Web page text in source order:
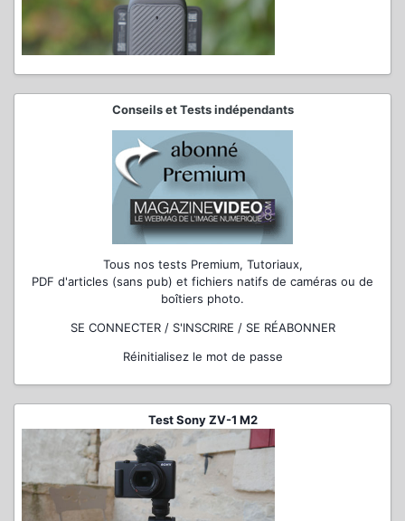
Conseils et Tests indépendants
Tous nos tests Premium, Tutoriaux,
PDF d'articles (sans pub) et fichiers natifs de caméras ou de
boîtiers photo.
SE CONNECTER / S'INSCRIRE / SE RÉABONNER
Réinitialisez le mot de passe
Test Sony ZV-1 M2